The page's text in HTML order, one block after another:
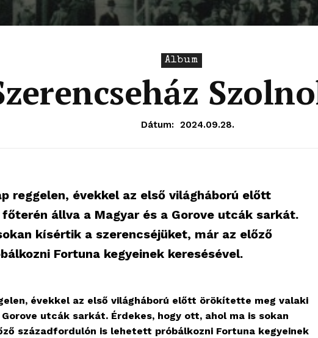
Album
Dátum: 2024.09.28.
reggelen, évekkel az első világháború előtt
állva a Magyar és a Gorove utcák sarkát.
kísértik a szerencséjüket, már az előző
Fortuna kegyeinek keresésével.
évekkel az első világháború előtt örökítette meg valaki
utcák sarkát. Érdekes, hogy ott, ahol ma is sokan
századfordulón is lehetett próbálkozni Fortuna kegyeinek